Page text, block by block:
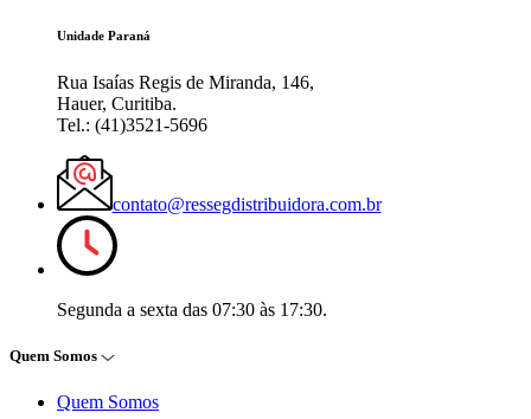
Unidade Paraná
Rua Isaías Regis de Miranda, 146,
Hauer, Curitiba.
Tel.: (41)3521-5696
contato@ressegdistribuidora.com.br
Segunda a sexta das 07:30 às 17:30.
Quem Somos
Quem Somos